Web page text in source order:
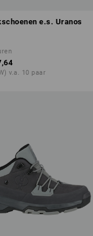
e.s. Uranos
v.a. 10 paar